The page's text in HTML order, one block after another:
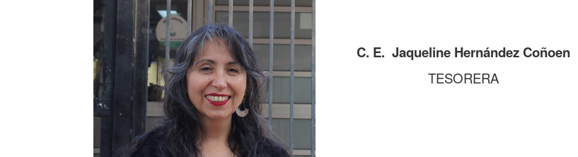
C. E. Jaqueline Hernández Coñoen
TESORERA